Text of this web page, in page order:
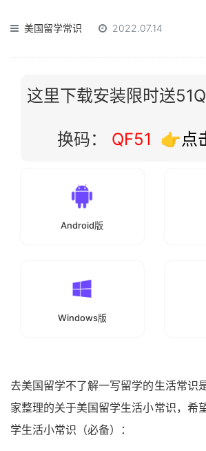
美国留学常识 2022.07.14
这里下载安装限时送
换码： QF51 👉点
Android版
Windows版
去美国留学不了解一写留学的生活常识
家整理的关于美国留学生活小常识，希
学生活小常识（必备）：